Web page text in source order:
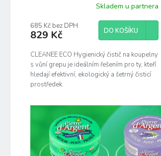
Skladem u partnera
685 Kč bez DPH
829 Kč DO KOŠÍKU
CLEANEE ECO Hygienický čistič na koupelny
s vůní grepu je ideálním řešením pro ty, kteří
hledají efektivní, ekologický a šetrný čisticí
prostředek.